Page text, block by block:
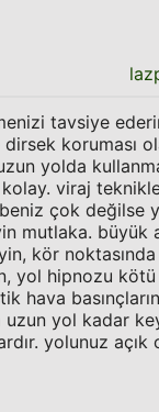
tavsiye
koruması
yolda
viraj
çok değilse
mutlaka. büyük
kör noktasında
yol hipnozu
hava
yol kadar
yolunuz açık